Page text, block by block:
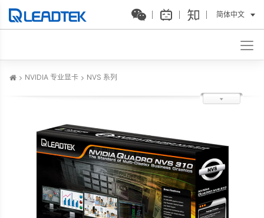
简体中文
NVIDIA 专业显卡 NVS 系列